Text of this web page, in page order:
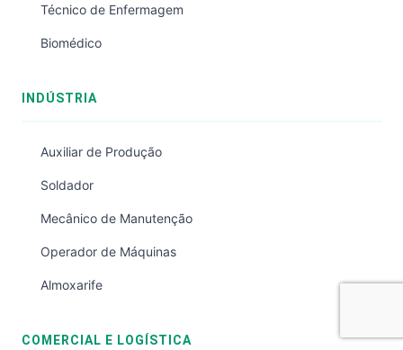
Técnico de Enfermagem
Biomédico
INDÚSTRIA
Auxiliar de Produção
Soldador
Mecânico de Manutenção
Operador de Máquinas
Almoxarife
COMERCIAL E LOGÍSTICA